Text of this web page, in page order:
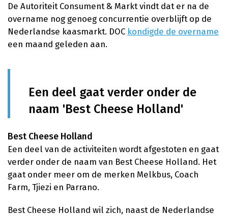
De Autoriteit Consument & Markt vindt dat er na de
overname nog genoeg concurrentie overblijft op de
Nederlandse kaasmarkt. DOC kondigde de overname
een maand geleden aan.
Een deel gaat verder onder de
naam 'Best Cheese Holland'
Best Cheese Holland
Een deel van de activiteiten wordt afgestoten en gaat
verder onder de naam van Best Cheese Holland. Het
gaat onder meer om de merken Melkbus, Coach
Farm, Tjiezi en Parrano.
Best Cheese Holland wil zich, naast de Nederlandse